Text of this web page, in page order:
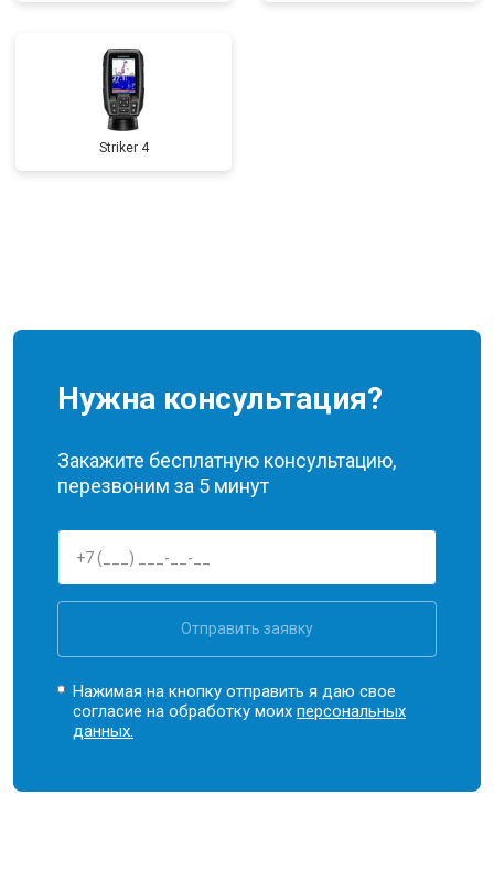
Striker 4
Нужна консультация?
Закажите бесплатную консультацию,
перезвоним за 5 минут
Отправить заявку
Нажимая на кнопку отправить я даю свое
согласие на обработку моихперсональных
данных.